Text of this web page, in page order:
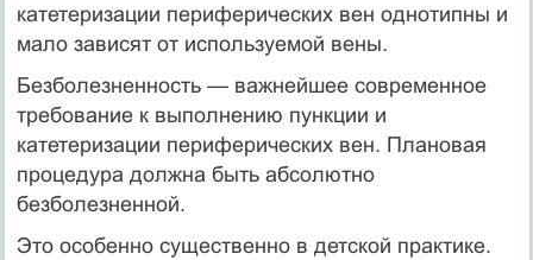
катетеризации пе­риферических вен однотипны и
мало зависят от используемой вены.
Безболезненность — важнейшее современное
требование к выпол­нению пункции и
катетеризации периферических вен. Плановая
про­цедура должна быть абсолютно
безболезненной.
Это особенно существенно в детской практике.